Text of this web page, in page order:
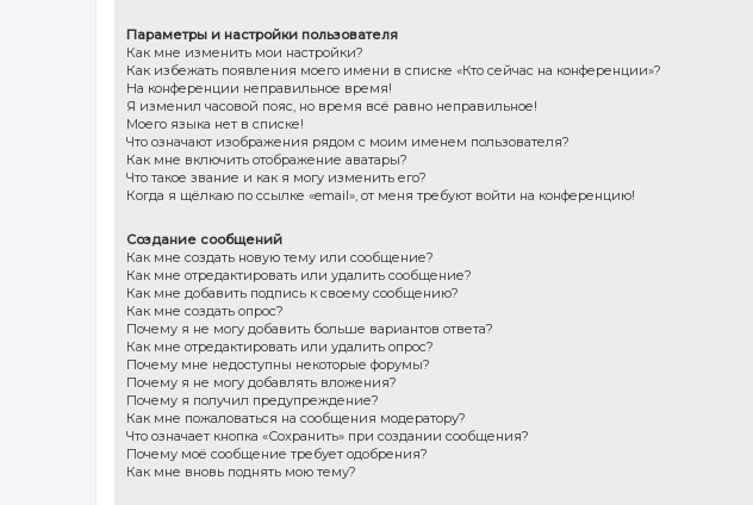
Параметры и настройки пользователя
Как мне изменить мои настройки?
Как избежать появления моего имени в списке «Кто сейчас на конференции»?
На конференции неправильное время!
Я изменил часовой пояс, но время всё равно неправильное!
Моего языка нет в списке!
Что означают изображения рядом с моим именем пользователя?
Как мне включить отображение аватары?
Что такое звание и как я могу изменить его?
Когда я щёлкаю по ссылке «email», от меня требуют войти на конференцию!
Создание сообщений
Как мне создать новую тему или сообщение?
Как мне отредактировать или удалить сообщение?
Как мне добавить подпись к своему сообщению?
Как мне создать опрос?
Почему я не могу добавить больше вариантов ответа?
Как мне отредактировать или удалить опрос?
Почему мне недоступны некоторые форумы?
Почему я не могу добавлять вложения?
Почему я получил предупреждение?
Как мне пожаловаться на сообщения модератору?
Что означает кнопка «Сохранить» при создании сообщения?
Почему моё сообщение требует одобрения?
Как мне вновь поднять мою тему?